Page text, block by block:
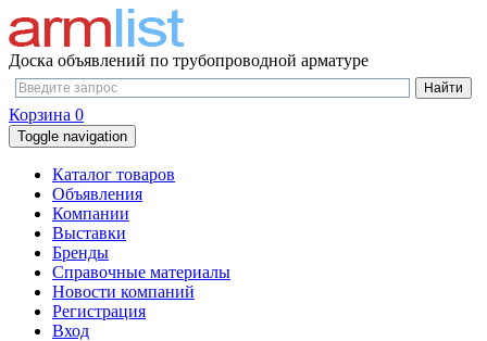
Доска объявлений по трубопроводной арматуре
Корзина 0
Toggle navigation
Каталог товаров
Объявления
Компании
Выставки
Бренды
Справочные материалы
Новости компаний
Регистрация
Вход